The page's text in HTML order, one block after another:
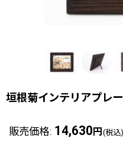
垣根菊インテリアプレ
販売価格: 14,630 円 (税込)